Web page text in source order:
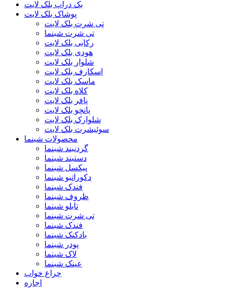
بک دراپ بلک لایت
پوشاک بلک لایت
تی شرت بلک لایت
تی شرت شبنما
رکابی بلک لایت
هودی بلک لایت
شلوار بلک لایت
اسکارف بلک لایت
ماسک بلک لایت
کلاه بلک لایت
پافر بلک لایت
پانچو بلک لایت
شلوارک بلک لایت
سوئیشرت بلک لایت
محصولات شبنما
گردنبند شبنما
دستبند شبنما
پیکسل شبنما
دکوراتیو شبنما
فندک شبنما
ظروف شبنما
تابلو شبنما
تی شرت شبنما
فندک شبنما
بادکنک شبنما
پودر شبنما
لاک شبنما
عینک شبنما
چراغ خواب
اجاره